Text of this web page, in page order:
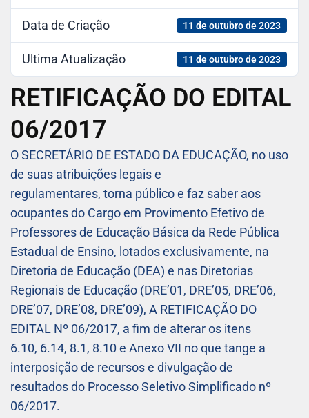
Data de Criação 11 de outubro de 2023
Ultima Atualização 11 de outubro de 2023
RETIFICAÇÃO DO EDITAL
06/2017
O SECRETÁRIO DE ESTADO DA EDUCAÇÃO, no uso
de suas atribuições legais e
regulamentares, torna público e faz saber aos
ocupantes do Cargo em Provimento Efetivo de
Professores de Educação Básica da Rede Pública
Estadual de Ensino, lotados exclusivamente, na
Diretoria de Educação (DEA) e nas Diretorias
Regionais de Educação (DRE’01, DRE’05, DRE’06,
DRE’07, DRE’08, DRE’09), A RETIFICAÇÃO DO
EDITAL Nº 06/2017, a fim de alterar os itens
6.10, 6.14, 8.1, 8.10 e Anexo VII no que tange a
interposição de recursos e divulgação de
resultados do Processo Seletivo Simplificado nº
06/2017.